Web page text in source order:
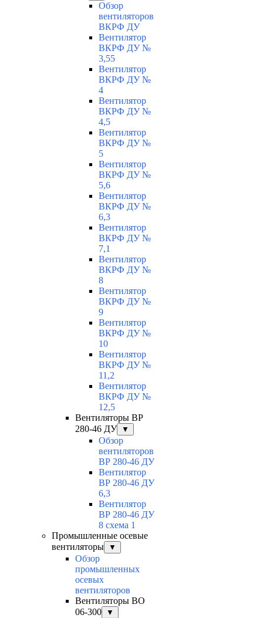
Обзор
вентиляторов
ВКРФ ДУ
Вентилятор
ВКРФ ДУ №
3,55
Вентилятор
ВКРФ ДУ №
4
Вентилятор
ВКРФ ДУ №
4,5
Вентилятор
ВКРФ ДУ №
5
Вентилятор
ВКРФ ДУ №
5,6
Вентилятор
ВКРФ ДУ №
6,3
Вентилятор
ВКРФ ДУ №
7,1
Вентилятор
ВКРФ ДУ №
8
Вентилятор
ВКРФ ДУ №
9
Вентилятор
ВКРФ ДУ №
10
Вентилятор
ВКРФ ДУ №
11,2
Вентилятор
ВКРФ ДУ №
12,5
Вентиляторы ВР
280-46 ДУ
▼
Обзор
вентиляторов
ВР 280-46 ДУ
Вентилятор
ВР 280-46 ДУ
6,3
Вентилятор
ВР 280-46 ДУ
8 схема 1
Промышленные осевые
вентиляторы
▼
Обзор
промышленных
осевых
вентиляторов
Вентиляторы ВО
06-300
▼